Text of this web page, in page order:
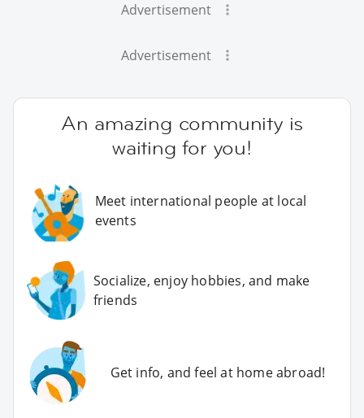
Advertisement
Advertisement
An amazing community is
waiting for you!
Meet international people at local
events
Socialize, enjoy hobbies, and make
friends
Get info, and feel at home abroad!